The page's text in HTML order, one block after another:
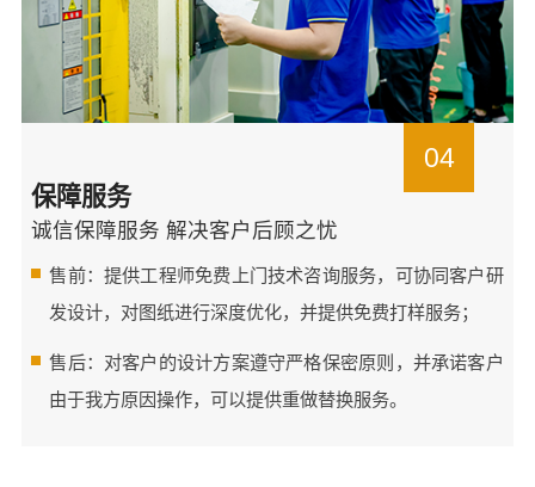
04
保障服务
诚信保障服务 解决客户后顾之忧
售前：提供工程师免费上门技术咨询服务，可协同客户研
发设计，对图纸进行深度优化，并提供免费打样服务；
售后：对客户的设计方案遵守严格保密原则，并承诺客户
由于我方原因操作，可以提供重做替换服务。